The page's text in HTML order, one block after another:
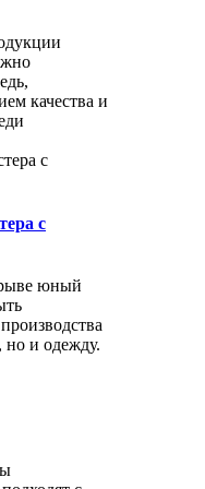
качества и
с
юный
но и одежду.